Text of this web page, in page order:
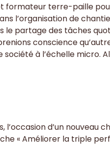
terre-paille
l’organisation de
le partage des tâches
conscience
à l’échelle micro.
d’un
« Améliorer la triple